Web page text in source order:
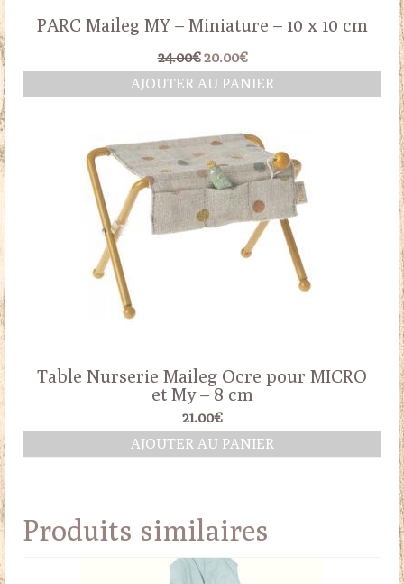
PARC Maileg MY – Miniature – 10 x 10 cm
24.00€ Le
prix
initial
20.00€Le
prix
actuel
AJOUTER AU PANIER
Table Nurserie Maileg Ocre pour MICRO
et My – 8 cm
21.00€
AJOUTER AU PANIER
Produits similaires